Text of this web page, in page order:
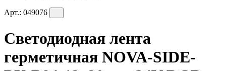
Арт.: 049076
Светодиодная лента
герметичная NOVA-SIDE-